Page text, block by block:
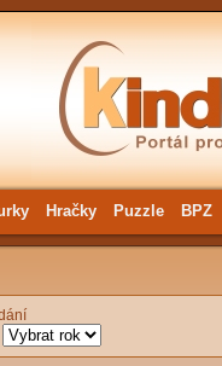
Hračky Puzzle BPZ